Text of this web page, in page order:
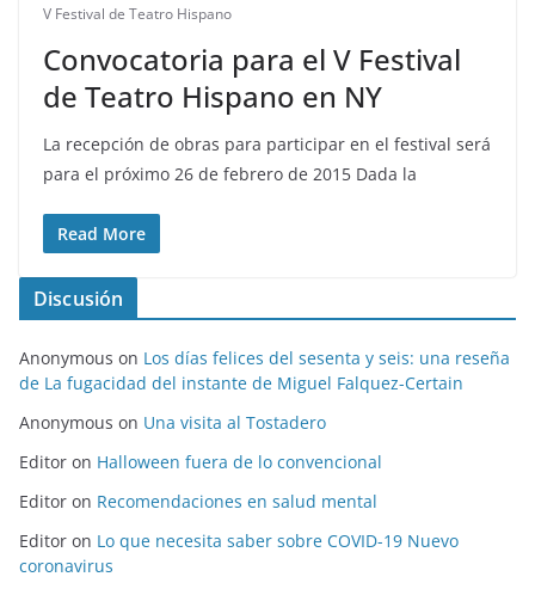
V Festival de Teatro Hispano
Convocatoria para el V Festival
de Teatro Hispano en NY
La recepción de obras para participar en el festival será
para el próximo 26 de febrero de 2015 Dada la
Read More
Discusión
Anonymous on Los días felices del sesenta y seis: una reseña
de La fugacidad del instante de Miguel Falquez-Certain
Anonymous on Una visita al Tostadero
Editor on Halloween fuera de lo convencional
Editor on Recomendaciones en salud mental
Editor on Lo que necesita saber sobre COVID-19 Nuevo
coronavirus